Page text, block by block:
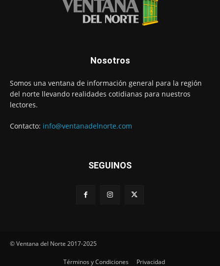
Nosotros
Somos una ventana de información general para la región
del norte llevando realidades cotidianas para nuestros
lectores.
Contacto: info@ventanadelnorte.com
SEGUINOS
© Ventana del Norte 2017-2025
Términos y Condiciones Privacidad